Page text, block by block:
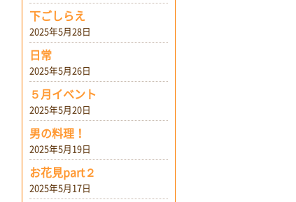
下ごしらえ
2025年5月28日
日常
2025年5月26日
５月イベント
2025年5月20日
男の料理！
2025年5月19日
お花見part２
2025年5月17日